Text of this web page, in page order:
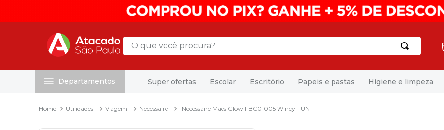
O que você procura?
Departamentos Super ofertas Escolar Escritório Papeis e pastas Higiene e limpeza
Utilidades Viagem Necessaire Necessaire Mães Glow FBC01005 Wincy - UN